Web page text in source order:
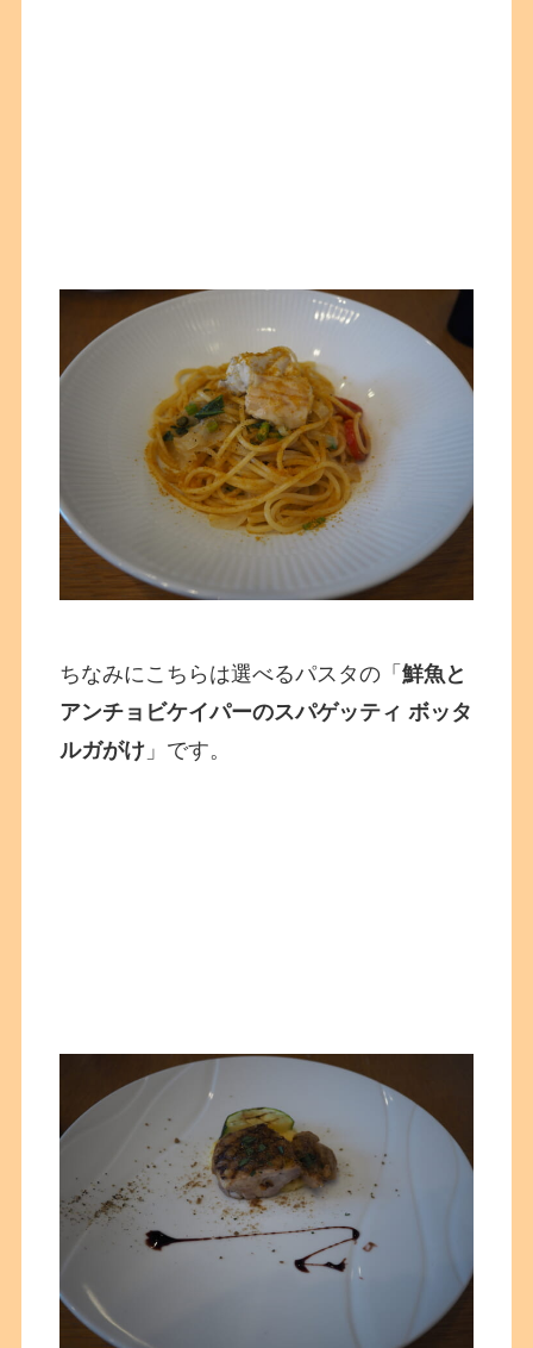
ちなみにこちらは選べるパスタの「鮮魚と
アンチョビケイパーのスパゲッティ ボッタ
ルガがけ 」です。